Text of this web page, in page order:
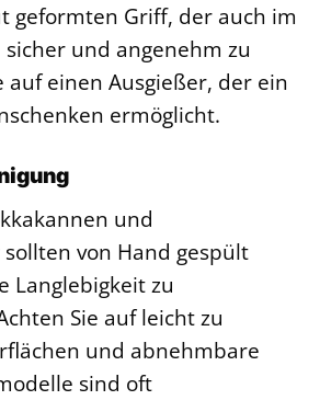
geformten Griff, der auch im
und angenehm zu
auf einen Ausgießer, der ein
ermöglicht.
und
sollten von Hand gespült
Langlebigkeit zu
Sie auf leicht zu
und abnehmbare
sind oft